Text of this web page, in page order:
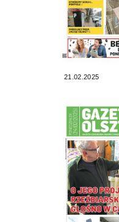
21.02.2025